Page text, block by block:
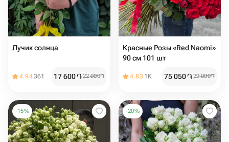
Лучик солнца
4.94361 17 600֏22 000֏
Красные Розы «Red Naomi»
90 см 101 шт
4.83 1K 75 050֏79 000֏
-15% -20%